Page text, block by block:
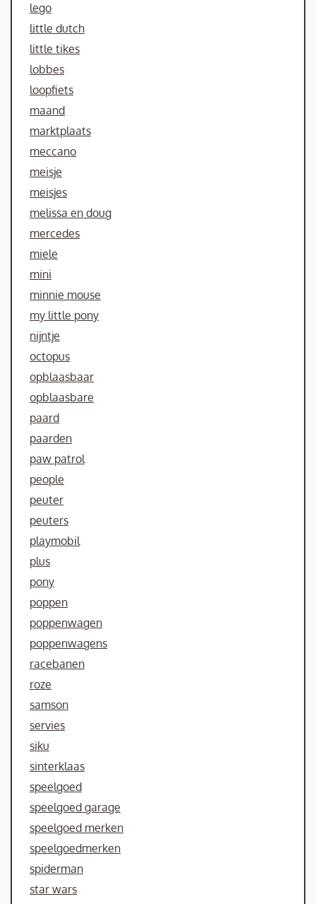
lego
little dutch
little tikes
lobbes
loopfiets
maand
marktplaats
meccano
meisje
meisjes
melissa en doug
mercedes
miele
mini
minnie mouse
my little pony
nijntje
octopus
opblaasbaar
opblaasbare
paard
paarden
paw patrol
people
peuter
peuters
playmobil
plus
pony
poppen
poppenwagen
poppenwagens
racebanen
roze
samson
servies
siku
sinterklaas
speelgoed
speelgoed garage
speelgoed merken
speelgoedmerken
spiderman
star wars